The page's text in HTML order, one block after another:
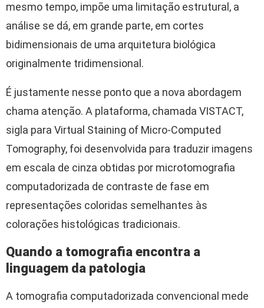
mesmo tempo, impõe uma limitação estrutural, a
análise se dá, em grande parte, em cortes
bidimensionais de uma arquitetura biológica
originalmente tridimensional.
É justamente nesse ponto que a nova abordagem
chama atenção. A plataforma, chamada VISTACT,
sigla para Virtual Staining of Micro-Computed
Tomography, foi desenvolvida para traduzir imagens
em escala de cinza obtidas por microtomografia
computadorizada de contraste de fase em
representações coloridas semelhantes às
colorações histológicas tradicionais.
Quando a tomografia encontra a
linguagem da patologia
A tomografia computadorizada convencional mede